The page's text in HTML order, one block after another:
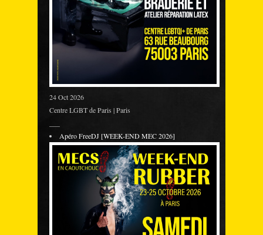
24 Oct 2026
Centre LGBT de Paris | Paris
Apéro FreeDJ [WEEK-END MEC 2026]